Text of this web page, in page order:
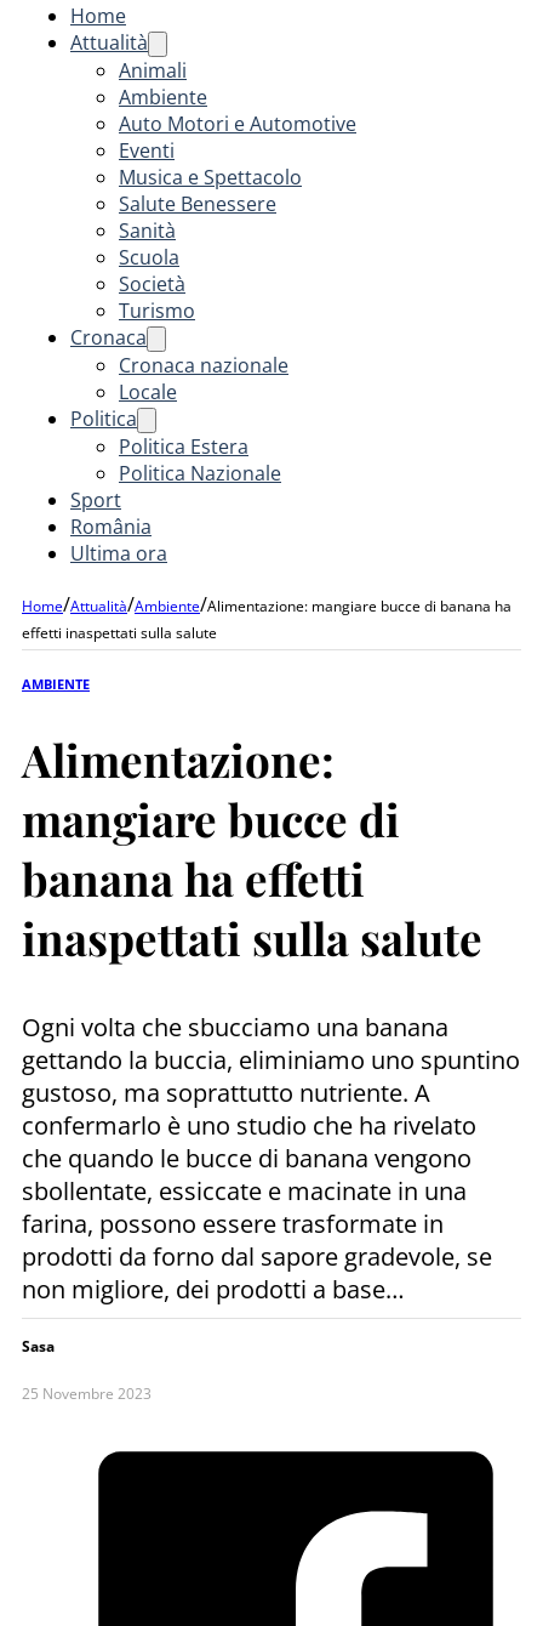
Home
Attualità
Animali
Ambiente
Auto Motori e Automotive
Eventi
Musica e Spettacolo
Salute Benessere
Sanità
Scuola
Società
Turismo
Cronaca
Cronaca nazionale
Locale
Politica
Politica Estera
Politica Nazionale
Sport
România
Ultima ora
Home/Attualità/Ambiente/Alimentazione: mangiare bucce di banana ha
effetti inaspettati sulla salute
AMBIENTE
Alimentazione:
mangiare bucce di
banana ha effetti
inaspettati sulla salute
Ogni volta che sbucciamo una banana
gettando la buccia, eliminiamo uno spuntino
gustoso, ma soprattutto nutriente. A
confermarlo è uno studio che ha rivelato
che quando le bucce di banana vengono
sbollentate, essiccate e macinate in una
farina, possono essere trasformate in
prodotti da forno dal sapore gradevole, se
non migliore, dei prodotti a base…
Sasa
25 Novembre 2023